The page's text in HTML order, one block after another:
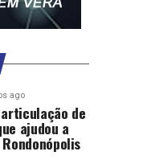
ago
de
ajudou a